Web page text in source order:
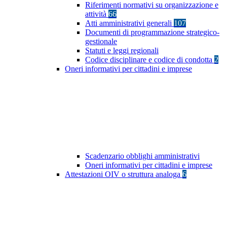
Riferimenti normativi su organizzazione e
attività 66
Atti amministrativi generali 107
Documenti di programmazione strategico-
gestionale
Statuti e leggi regionali
Codice disciplinare e codice di condotta 2
Oneri informativi per cittadini e imprese
Scadenzario obblighi amministrativi
Oneri informativi per cittadini e imprese
Attestazioni OIV o struttura analoga 6